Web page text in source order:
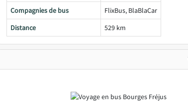
Compagnies de bus
FlixBus, BlaBlaCar
Distance
529 km